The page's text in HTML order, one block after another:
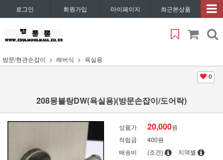
로그인 회원가입 마이페이지 최근본상품
방문/현관손잡이 레버식 욕실용
0
208몽블랑DW(욕실용)(방문손잡이/도어락)
상품가 20,000원
적립금
400원
배송비
(조건) 지역별